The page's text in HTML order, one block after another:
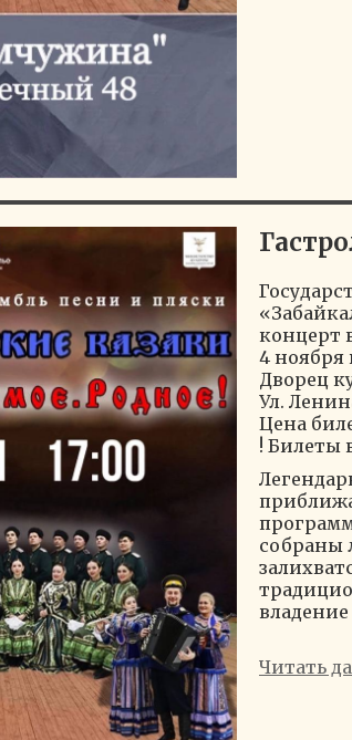
концерт
4 ноября
Дворец
Ул.
Цена
! Билеты
собраны
Читать